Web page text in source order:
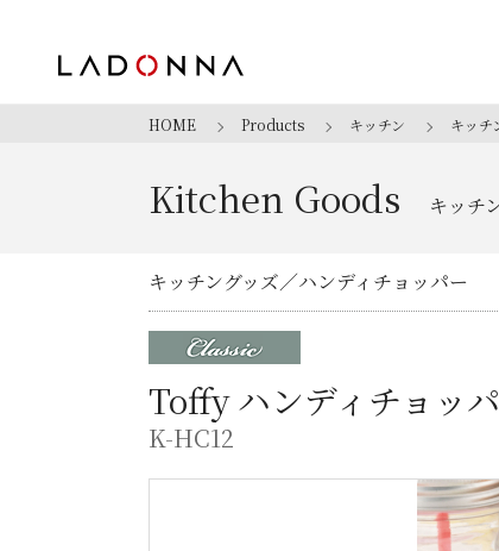
HOME Products キッチン キッチ
Kitchen Goods キッチ
キッチングッズ ハンディチョッパー
Toffy ハンディチョッ
K-HC12